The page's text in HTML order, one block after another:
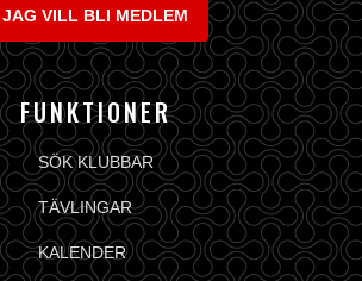
JAG VILL BLI MEDLEM
FUNKTIONER
SÖK KLUBBAR
TÄVLINGAR
KALENDER